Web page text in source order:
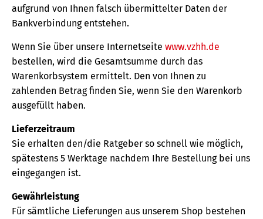
aufgrund von Ihnen falsch übermittelter Daten der
Bankverbindung entstehen.
Wenn Sie über unsere Internetseite www.vzhh.de
bestellen, wird die Gesamtsumme durch das
Warenkorbsystem ermittelt. Den von Ihnen zu
zahlenden Betrag finden Sie, wenn Sie den Warenkorb
ausgefüllt haben.
Lieferzeitraum
Sie erhalten den/die Ratgeber so schnell wie möglich,
spätestens 5 Werktage nachdem Ihre Bestellung bei uns
eingegangen ist.
Gewährleistung
Für sämtliche Lieferungen aus unserem Shop bestehen